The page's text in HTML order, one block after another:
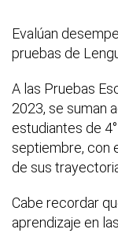
Evalúan
pruebas de
A las Pruebas
2023, se suman
estudiantes de
septiembre, con
de sus
Cabe recordar
aprendizaje en